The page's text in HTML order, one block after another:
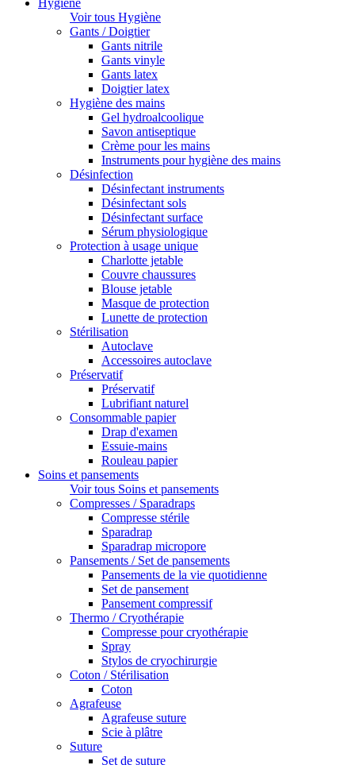
Hygiène
Voir tous Hygiène
Gants / Doigtier
Gants nitrile
Gants vinyle
Gants latex
Doigtier latex
Hygiène des mains
Gel hydroalcoolique
Savon antiseptique
Crème pour les mains
Instruments pour hygiène des mains
Désinfection
Désinfectant instruments
Désinfectant sols
Désinfectant surface
Sérum physiologique
Protection à usage unique
Charlotte jetable
Couvre chaussures
Blouse jetable
Masque de protection
Lunette de protection
Stérilisation
Autoclave
Accessoires autoclave
Préservatif
Préservatif
Lubrifiant naturel
Consommable papier
Drap d'examen
Essuie-mains
Rouleau papier
Soins et pansements
Voir tous Soins et pansements
Compresses / Sparadraps
Compresse stérile
Sparadrap
Sparadrap micropore
Pansements / Set de pansements
Pansements de la vie quotidienne
Set de pansement
Pansement compressif
Thermo / Cryothérapie
Compresse pour cryothérapie
Spray
Stylos de cryochirurgie
Coton / Stérilisation
Coton
Agrafeuse
Agrafeuse suture
Scie à plâtre
Suture
Set de suture